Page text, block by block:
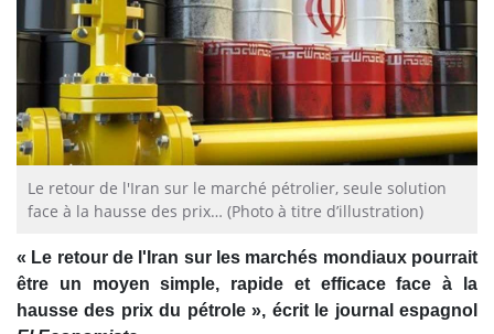
Le retour de l'Iran sur le marché pétrolier, seule solution
face à la hausse des prix… (Photo à titre d’illustration)
« Le retour de l'Iran sur les marchés mondiaux pourrait
être un moyen simple, rapide et efficace face à la
hausse des prix du pétrole », écrit le journal espagnol